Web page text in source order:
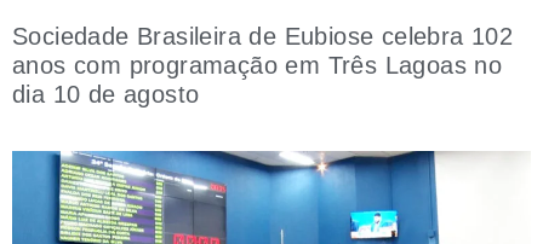
Sociedade Brasileira de Eubiose celebra 102
anos com programação em Três Lagoas no
dia 10 de agosto